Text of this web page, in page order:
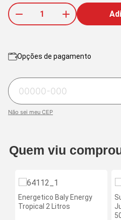
Opções de pagamento
Não sei meu CEP
Quem viu
Energetico Baly Energy
Tropical 2 Litros